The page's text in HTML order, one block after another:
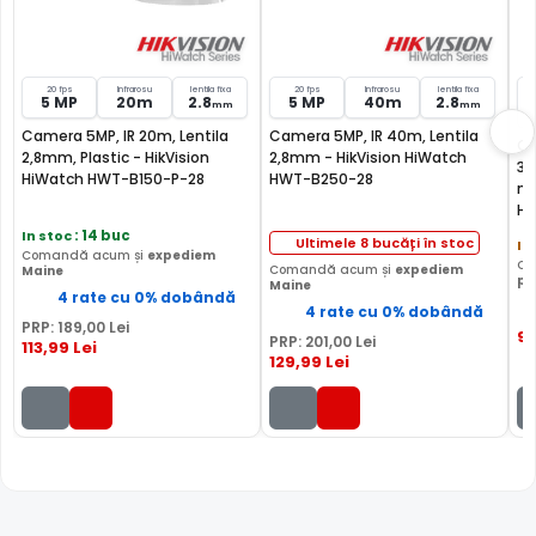
TRUE WDR (Wide Dinamic Range)
Spre deosebire de functia BLC (compensarea luminii din
spate), ambele functii fiind utile atunci cand in zona
exista contrast puternic de iluminare, functia TRUE WDR
oferita de senzorul de imagine al camerei HIKVISION
HIWATCH HWI-B149HA(2.8MM), compenseaza atat
imaginea din prim plan, cat si imaginea de fundal.
20 fps
5 MP
Infrarosu
20m
lentila fixa
2.8mm
Camera 5MP, IR 20m, Lentila
2,8mm, Plastic - HikVision
HiWatch HWT-B150-P-28
In stoc: 14 buc
Comandă acum și expediem
Maine
4 rate cu 0% dobândă
PRP: 189,00 Lei
113,99 Lei
20 fps
5 MP
Infrarosu
40m
lentila fixa
2.8mm
Camera 5MP, IR 40m, Lentila
2,8mm - HikVision HiWatch
HWT-B250-28
Ultimele 8 bucăți în stoc
Comandă acum și expediem
Maine
4 rate cu 0% dobândă
PRP: 201,00 Lei
129,99 Lei
In